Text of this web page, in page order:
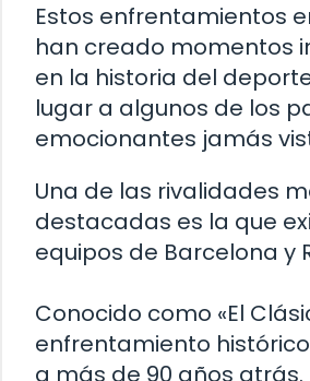
Estos enfrentamientos
han creado momentos
en la historia del
lugar a algunos de los
emocionantes jamás
Una de las rivalidades
destacadas es la que
equipos de Barcelona y
Conocido como «El
enfrentamiento
a más de 90 años atrás.